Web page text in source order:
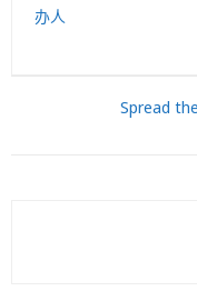
办人
Spread